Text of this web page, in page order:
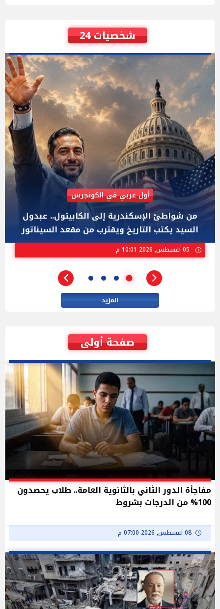
شخصيات 24
AIPAC رصدت 30 مليون دولار لإضعافه
"عبد الرحمن السيد" المصري الذى يواجه "هايلي
ستيفنز" وإيباك الاسرائيلية بإنتخابات ميشيجان
المزيد
صفحة أولى
مفاجأة الدور الثاني بالثانوية العامة.. طلاب يحصدون
100% من الدرجات بشروط
08 أغسطس, 2026 07:00 م